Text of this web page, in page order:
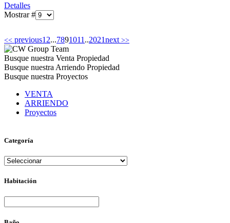
Detalles
Mostrar #
<< previous1 2...7891011 ..2021next >>
Busque nuestra Venta Propiedad
Busque nuestra Arriendo Propiedad
Busque nuestra Proyectos
VENTA
ARRIENDO
Proyectos
Categoría
Habitación